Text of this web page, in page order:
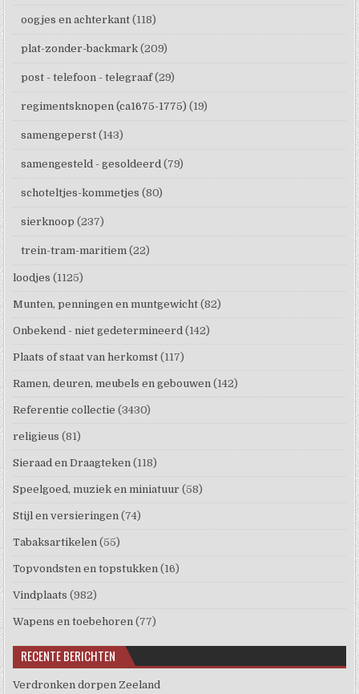
oogjes en achterkant (118)
plat-zonder-backmark (209)
post - telefoon - telegraaf (29)
regimentsknopen (ca1675-1775) (19)
samengeperst (143)
samengesteld - gesoldeerd (79)
schoteltjes-kommetjes (80)
sierknoop (237)
trein-tram-maritiem (22)
loodjes (1125)
Munten, penningen en muntgewicht (82)
Onbekend - niet gedetermineerd (142)
Plaats of staat van herkomst (117)
Ramen, deuren, meubels en gebouwen (142)
Referentie collectie (3430)
religieus (81)
Sieraad en Draagteken (118)
Speelgoed, muziek en miniatuur (58)
Stijl en versieringen (74)
Tabaksartikelen (55)
Topvondsten en topstukken (16)
Vindplaats (982)
Wapens en toebehoren (77)
RECENTE BERICHTEN
Verdronken dorpen Zeeland